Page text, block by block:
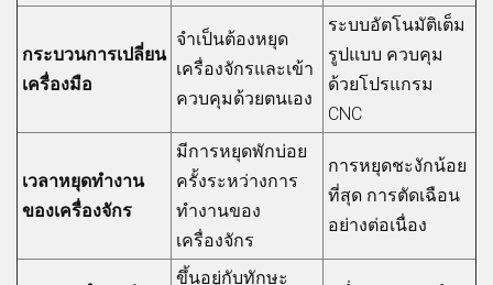
กระบวนการเปลี่ยน
เครื่องมือ
จำเป็นต้องหยุด
เครื่องจักรและเข้า
ควบคุมด้วยตนเอง
ระบบอัตโนมัติเต็ม
รูปแบบ ควบคุม
ด้วยโปรแกรม
CNC
เวลาหยุดทำงาน
ของเครื่องจักร
มีการหยุดพักบ่อย
ครั้งระหว่างการ
ทำงานของ
เครื่องจักร
การหยุดชะงักน้อย
ที่สุด การตัดเฉือน
อย่างต่อเนื่อง
ขึ้นอยู่กับทักษะ